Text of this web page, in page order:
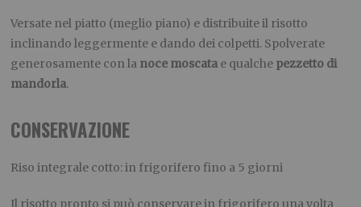
Versate nel piatto (meglio piano) e distribuite il risotto
inclinando leggermente e dando dei colpetti. Spolverate
generosamente con la noce moscata e qualche pezzetto di
mandorla.
CONSERVAZIONE
Riso integrale cotto: in frigorifero fino a 5 giorni
Il risotto pronto si può conservare in frigorifero una volta